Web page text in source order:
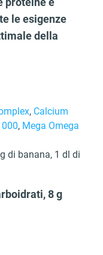
le esigenze
della
, Calcium
, Mega Omega
di banana, 1 dl di
8 g